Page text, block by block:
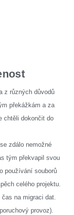
z různých důvodů
překážkám a za
chtěli dokončit do
zdálo nemožné
tým překvapil svou
používání souborů
celého projektu.
čas na migraci dat.
provoz).